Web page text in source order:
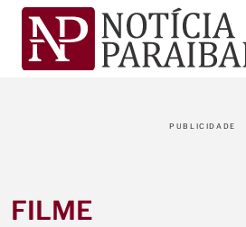
PUBLICIDADE
FILME